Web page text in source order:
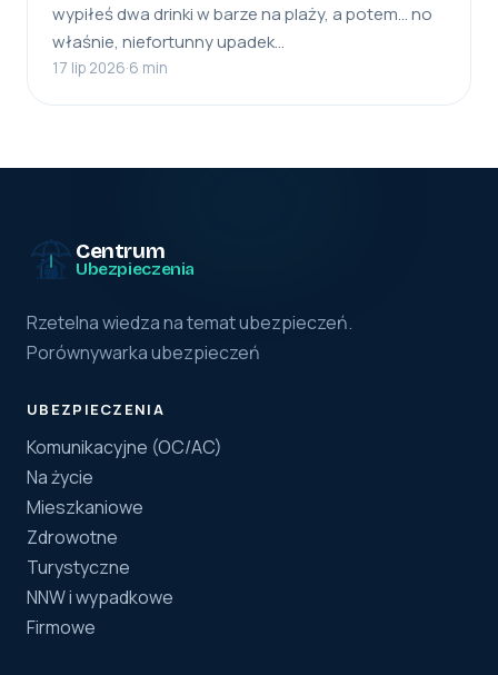
wypiłeś dwa drinki w barze na plaży, a potem… no
właśnie, niefortunny upadek…
17 lip 2026·6 min
Centrum
Ubezpieczenia
Rzetelna wiedza na temat ubezpieczeń.
Porównywarka ubezpieczeń
UBEZPIECZENIA
Komunikacyjne (OC/AC)
Na życie
Mieszkaniowe
Zdrowotne
Turystyczne
NNW i wypadkowe
Firmowe